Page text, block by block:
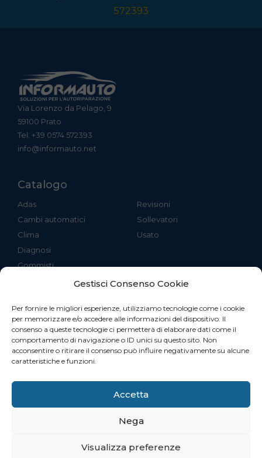
Gestisci Consenso Cookie
Per fornire le migliori esperienze, utilizziamo tecnologie come i cookie
per memorizzare e/o accedere alle informazioni del dispositivo. Il
consenso a queste tecnologie ci permetterà di elaborare dati come il
comportamento di navigazione o ID unici su questo sito. Non
acconsentire o ritirare il consenso può influire negativamente su alcune
caratteristiche e funzioni.
Accetta
Nega
Visualizza preferenze
572393
Via Lorenzo da Pelago, 9
59100 Prato
Tel: +39 0574 572393
info@informauto.net
Catalogo
Adas
Cambi automatici
Clima
Diagnosi
Gommisti
Revisioni
Sollevatori
Usato
Azienda
Chi ci ha scelto
Notizie
Contatti
P.Iva 01722960976 | REA PO – 465213 – Realizzato da Promos Web